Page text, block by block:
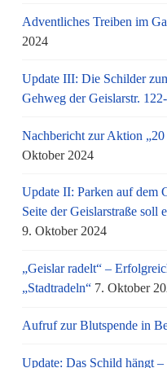
Adventliches Treiben im
2024
Update III: Die Schilder
Gehweg der Geislarstr.
Nachbericht zur Aktion
Oktober 2024
Update II: Parken auf dem
Seite der Geislarstraße soll
9. Oktober 2024
„Geislar radelt“ –
„Stadtradeln“ 7. Oktober
Aufruf zur Blutspende in
Update: Das Schild hängt